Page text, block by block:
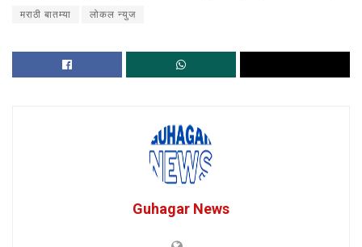
मराठी बातम्या लोकल न्युज
Guhagar News